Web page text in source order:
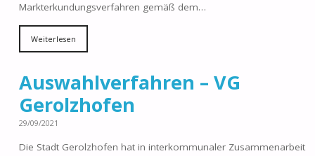
Markterkundungsverfahren gemäß dem…
Weiterlesen
Auswahlverfahren – VG
Gerolzhofen
29/09/2021
Die Stadt Gerolzhofen hat in interkommunaler Zusammenarbeit